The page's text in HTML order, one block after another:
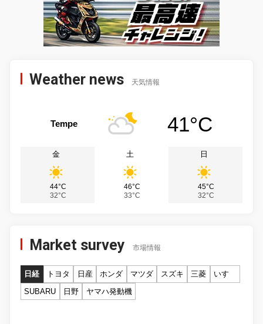
Weather news 天気情報
Tempe 41°C
金
44°C
32°C
土
46°C
33°C
日
45°C
32°C
Market survey 市場情報
日経 トヨタ 日産 ホンダ マツダ スズキ 三菱
いすゞ
SUBARU
日野 ヤマハ発動機